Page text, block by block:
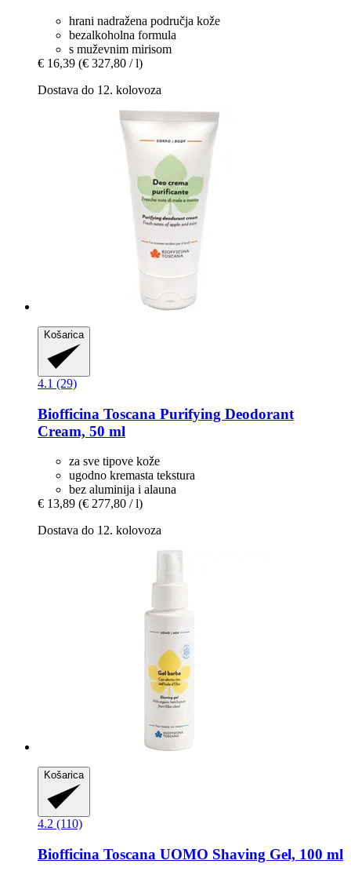
hrani nadražena područja kože
bezalkoholna formula
s muževnim mirisom
€ 16,39 (€ 327,80 / l)
Dostava do 12. kolovoza
Košarica
4.1 (29)
Biofficina Toscana Purifying Deodorant
Cream, 50 ml
za sve tipove kože
ugodno kremasta tekstura
bez aluminija i alauna
€ 13,89 (€ 277,80 / l)
Dostava do 12. kolovoza
Košarica
4.2 (110)
Biofficina Toscana UOMO Shaving Gel, 100 ml